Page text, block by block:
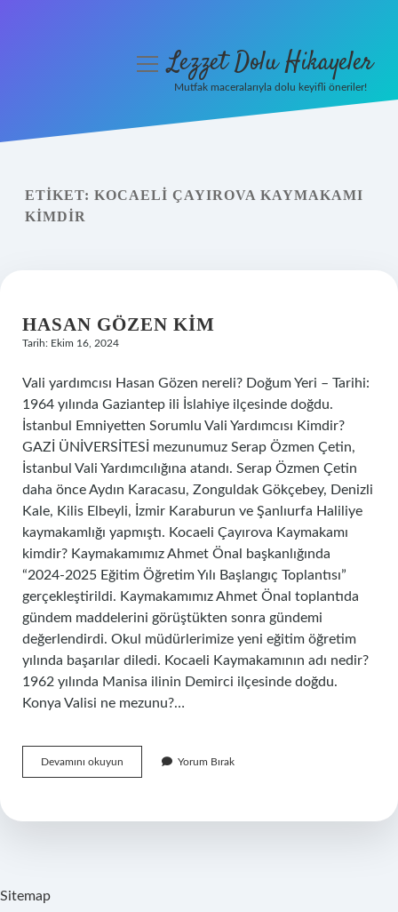
Yasal Uyarı
menüyüLezzet Dolu Hikayeler
Mutfak maceralarıyla dolu keyifli öneriler!
ETIKET: KOCAELI ÇAYIROVA KAYMAKAMI
KIMDIR
HASAN GÖZEN KIM
Tarih: Ekim 16, 2024
Vali yardımcısı Hasan Gözen nereli? Doğum Yeri – Tarihi:
1964 yılında Gaziantep ili İslahiye ilçesinde doğdu.
İstanbul Emniyetten Sorumlu Vali Yardımcısı Kimdir?
GAZİ ÜNİVERSİTESİ mezunumuz Serap Özmen Çetin,
İstanbul Vali Yardımcılığına atandı. Serap Özmen Çetin
daha önce Aydın Karacasu, Zonguldak Gökçebey, Denizli
Kale, Kilis Elbeyli, İzmir Karaburun ve Şanlıurfa Haliliye
kaymakamlığı yapmıştı. Kocaeli Çayırova Kaymakamı
kimdir? Kaymakamımız Ahmet Önal başkanlığında
“2024-2025 Eğitim Öğretim Yılı Başlangıç ​​Toplantısı”
gerçekleştirildi. Kaymakamımız Ahmet Önal toplantıda
gündem maddelerini görüştükten sonra gündemi
değerlendirdi. Okul müdürlerimize yeni eğitim öğretim
yılında başarılar diledi. Kocaeli Kaymakamının adı nedir?
1962 yılında Manisa ilinin Demirci ilçesinde doğdu.
Konya Valisi ne mezunu?…
Devamını okuyun
Gözen
Yorum Bırak
Sitemap